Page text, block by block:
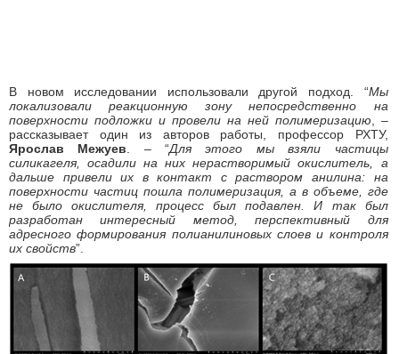
В новом исследовании использовали другой подход. “Мы
локализовали реакционную зону непосредственно на
поверхности подложки и провели на ней полимеризацию , –
рассказывает один из авторов работы, профессор РХТУ,
Ярослав Межуев . – “Для этого мы взяли частицы
силикагеля, осадили на них нерастворимый окислитель, а
дальше привели их в контакт с раствором анилина: на
поверхности частиц пошла полимеризация, а в объеме, где
не было окислителя, процесс был подавлен. И так был
разработан интересный метод, перспективный для
адресного формирования полианилиновых слоев и контроля
их свойств”.